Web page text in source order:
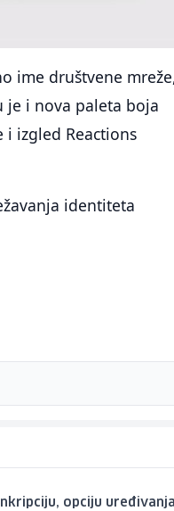
ime društvene
je i nova paleta boja
izgled Reactions
identiteta
opciju